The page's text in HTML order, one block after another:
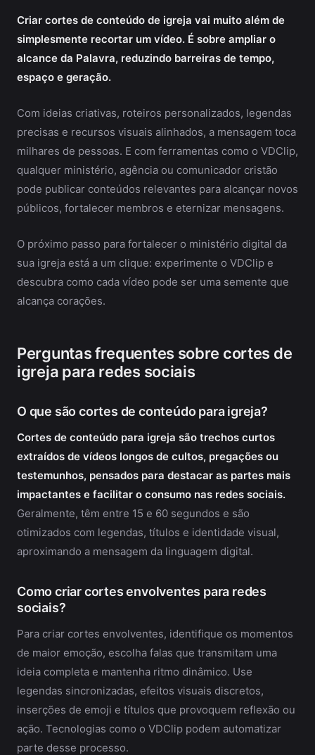
Criar cortes de conteúdo de igreja vai muito além de
simplesmente recortar um vídeo. É sobre ampliar o
alcance da Palavra, reduzindo barreiras de tempo,
espaço e geração.
Com ideias criativas, roteiros personalizados, legendas
precisas e recursos visuais alinhados, a mensagem toca
milhares de pessoas. E com ferramentas como o VDClip,
qualquer ministério, agência ou comunicador cristão
pode publicar conteúdos relevantes para alcançar novos
públicos, fortalecer membros e eternizar mensagens.
O próximo passo para fortalecer o ministério digital da
sua igreja está a um clique: experimente o VDClip e
descubra como cada vídeo pode ser uma semente que
alcança corações.
Perguntas frequentes sobre cortes de
igreja para redes sociais
O que são cortes de conteúdo para igreja?
Cortes de conteúdo para igreja são trechos curtos
extraídos de vídeos longos de cultos, pregações ou
testemunhos, pensados para destacar as partes mais
impactantes e facilitar o consumo nas redes sociais.
Geralmente, têm entre 15 e 60 segundos e são
otimizados com legendas, títulos e identidade visual,
aproximando a mensagem da linguagem digital.
Como criar cortes envolventes para redes
sociais?
Para criar cortes envolventes, identifique os momentos
de maior emoção, escolha falas que transmitam uma
ideia completa e mantenha ritmo dinâmico. Use
legendas sincronizadas, efeitos visuais discretos,
inserções de emoji e títulos que provoquem reflexão ou
ação. Tecnologias como o VDClip podem automatizar
parte desse processo.